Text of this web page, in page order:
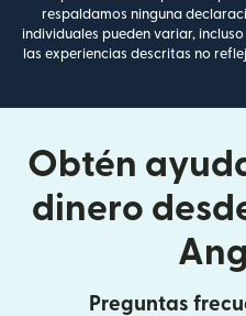
respaldamos ninguna
individuales pueden variar,
las experiencias descritas no
Obtén
dinero
Preguntas